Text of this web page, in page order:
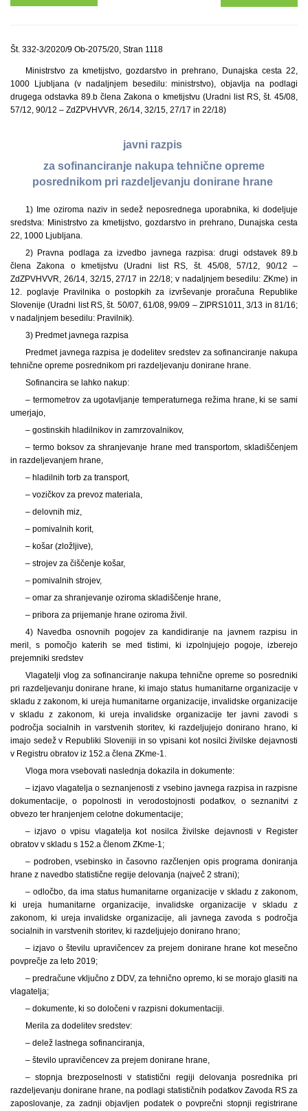
Št. 332-3/2020/9 Ob-2075/20, Stran 1118
Ministrstvo za kmetijstvo, gozdarstvo in prehrano, Dunajska cesta 22,
1000 Ljubljana (v nadaljnjem besedilu: ministrstvo), objavlja na podlagi
drugega odstavka 89.b člena Zakona o kmetijstvu (Uradni list RS, št. 45/08,
57/12, 90/12 – ZdZPVHVVR, 26/14, 32/15, 27/17 in 22/18)
javni razpis
za sofinanciranje nakupa tehnične opreme
posrednikom pri razdeljevanju donirane hrane
1) Ime oziroma naziv in sedež neposrednega uporabnika, ki dodeljuje
sredstva: Ministrstvo za kmetijstvo, gozdarstvo in prehrano, Dunajska cesta
22, 1000 Ljubljana.
2) Pravna podlaga za izvedbo javnega razpisa: drugi odstavek 89.b
člena Zakona o kmetijstvu (Uradni list RS, št. 45/08, 57/12, 90/12 –
ZdZPVHVVR, 26/14, 32/15, 27/17 in 22/18; v nadaljnjem besedilu: ZKme) in
12. poglavje Pravilnika o postopkih za izvrševanje proračuna Republike
Slovenije (Uradni list RS, št. 50/07, 61/08, 99/09 – ZIPRS1011, 3/13 in 81/16;
v nadaljnjem besedilu: Pravilnik).
3) Predmet javnega razpisa
Predmet javnega razpisa je dodelitev sredstev za sofinanciranje nakupa
tehnične opreme posrednikom pri razdeljevanju donirane hrane.
Sofinancira se lahko nakup:
– termometrov za ugotavljanje temperaturnega režima hrane, ki se sami
umerjajo,
– gostinskih hladilnikov in zamrzovalnikov,
– termo boksov za shranjevanje hrane med transportom, skladiščenjem
in razdeljevanjem hrane,
– hladilnih torb za transport,
– vozičkov za prevoz materiala,
– delovnih miz,
– pomivalnih korit,
– košar (zložljive),
– strojev za čiščenje košar,
– pomivalnih strojev,
– omar za shranjevanje oziroma skladiščenje hrane,
– pribora za prijemanje hrane oziroma živil.
4) Navedba osnovnih pogojev za kandidiranje na javnem razpisu in
meril, s pomočjo katerih se med tistimi, ki izpolnjujejo pogoje, izberejo
prejemniki sredstev
Vlagatelji vlog za sofinanciranje nakupa tehnične opreme so posredniki
pri razdeljevanju donirane hrane, ki imajo status humanitarne organizacije v
skladu z zakonom, ki ureja humanitarne organizacije, invalidske organizacije
v skladu z zakonom, ki ureja invalidske organizacije ter javni zavodi s
področja socialnih in varstvenih storitev, ki razdeljujejo donirano hrano, ki
imajo sedež v Republiki Sloveniji in so vpisani kot nosilci živilske dejavnosti
v Registru obratov iz 152.a člena ZKme-1.
Vloga mora vsebovati naslednja dokazila in dokumente:
– izjavo vlagatelja o seznanjenosti z vsebino javnega razpisa in razpisne
dokumentacije, o popolnosti in verodostojnosti podatkov, o seznanitvi z
obvezo ter hranjenjem celotne dokumentacije;
– izjavo o vpisu vlagatelja kot nosilca živilske dejavnosti v Register
obratov v skladu s 152.a členom ZKme-1;
– podroben, vsebinsko in časovno razčlenjen opis programa doniranja
hrane z navedbo statistične regije delovanja (največ 2 strani);
– odločbo, da ima status humanitarne organizacije v skladu z zakonom,
ki ureja humanitarne organizacije, invalidske organizacije v skladu z
zakonom, ki ureja invalidske organizacije, ali javnega zavoda s področja
socialnih in varstvenih storitev, ki razdeljujejo donirano hrano;
– izjavo o številu upravičencev za prejem donirane hrane kot mesečno
povprečje za leto 2019;
– predračune vključno z DDV, za tehnično opremo, ki se morajo glasiti na
vlagatelja;
– dokumente, ki so določeni v razpisni dokumentaciji.
Merila za dodelitev sredstev:
– delež lastnega sofinanciranja,
– število upravičencev za prejem donirane hrane,
– stopnja brezposelnosti v statistični regiji delovanja posrednika pri
razdeljevanju donirane hrane, na podlagi statističnih podatkov Zavoda RS za
zaposlovanje, za zadnji objavljen podatek o povprečni stopnji registrirane